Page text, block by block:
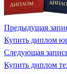
Предыдущая
Купить диплом
Следующая
Купить диплом